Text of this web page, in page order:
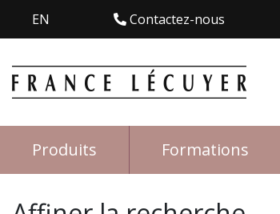
EN Contactez-nous
Produits Formations